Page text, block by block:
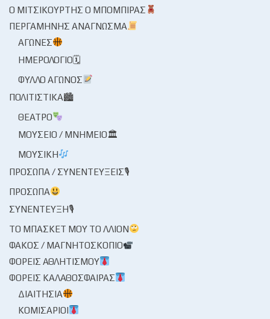
Ο ΜΙΤΣΙΚΟΥΡΤΉΣ Ο ΜΠΌΜΠΙΡΑΣ
ΠΕΡΓΑΜΗΝΉΣ ΑΝΆΓΝΩΣΜΑ
ΑΓΏΝΕΣ
ΗΜΕΡΟΛΌΓΙΟ🗓
ΦΎΛΛΟ ΑΓΏΝΟΣ
ΠΟΛΙΤΙΣΤΙΚΆ🏙
ΘΈΑΤΡΟ
ΜΟΥΣΕΊΟ / ΜΝΗΜΕΊΟ🏛
ΜΟΥΣΙΚΉ
ΠΡΌΣΩΠΑ / ΣΥΝΕΝΤΕΎΞΕΙΣ🎙
ΠΡΌΣΩΠΑ
ΣΥΝΈΝΤΕΥΞΗ🎙
ΤΟ ΜΠΆΣΚΕΤ ΜΟΥ ΤΟ ΛΛΊΟΝ
ΦΑΚΌΣ / ΜΑΓΝΗΤΟΣΚΌΠΙΟ
ΦΟΡΕΊΣ ΑΘΛΗΤΙΣΜΟΎ
ΦΟΡΕΊΣ ΚΑΛΑΘΌΣΦΑΙΡΑΣ
ΔΙΑΙΤΗΣΊΑ
ΚΟΜΙΣΆΡΙΟΙ